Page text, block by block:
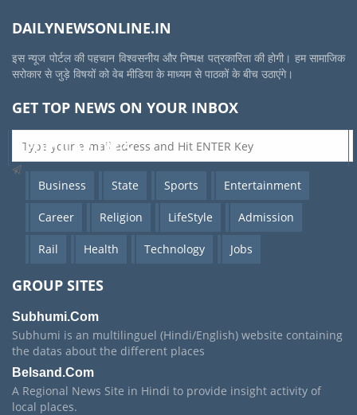
DAILYNEWSONLINE.IN
इस न्यूज पोर्टल की पहचान विश्वसनीय और निष्पक्ष पत्रकारिता की होगी। हम सामाजिक
सरोकार से जुड़े विषयों को वेब मीडिया के माध्यम से पाठकों के बीच उठाएंगे।
GET TOP NEWS ON YOUR INBOX
POPULAR TAGS
Business State Sports Entertainment
Career Religion LifeStyle Admission
Rail Health Technology Jobs
GROUP SITES
Subhumi.Com
Subhumi is an multilinguel (Hindi/English) website containing
the datas about the different places
Belsand.Com
A Regional News Site in Hindi to provide insight activity of
local places.